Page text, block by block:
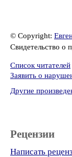
© Copyright:
Свидетельство о
Список читателей
Заявить о
Другие
Рецензии
Написать